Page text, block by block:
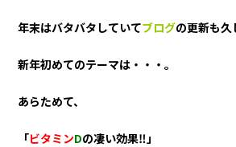
年末はバタバタしていてブログの更新も久
新年初めてのテーマは・・・。
あらためて、
「ビタミンDの凄い効果‼」